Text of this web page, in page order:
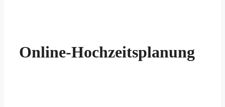
Online-Hochzeitsplanung